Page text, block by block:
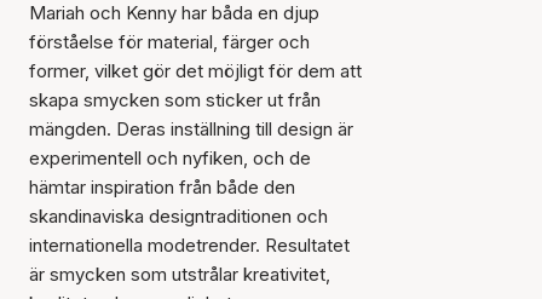
Mariah och Kenny har båda en djup
förståelse för material, färger och
former, vilket gör det möjligt för dem att
skapa smycken som sticker ut från
mängden. Deras inställning till design är
experimentell och nyfiken, och de
hämtar inspiration från både den
skandinaviska designtraditionen och
internationella modetrender. Resultatet
är smycken som utstrålar kreativitet,